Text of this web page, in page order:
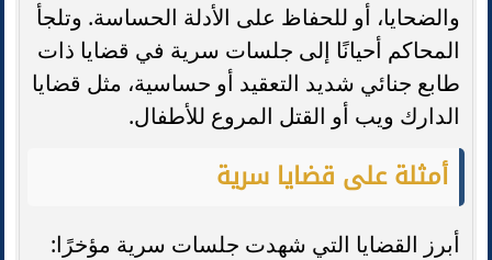
والضحايا، أو للحفاظ على الأدلة الحساسة. وتلجأ
المحاكم أحيانًا إلى جلسات سرية في قضايا ذات
طابع جنائي شديد التعقيد أو حساسية، مثل قضايا
الدارك ويب أو القتل المروع للأطفال.
أمثلة على قضايا سرية
أبرز القضايا التي شهدت جلسات سرية مؤخرًا: